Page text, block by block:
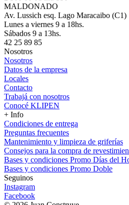
MALDONADO
Av. Lussich esq. Lago Maracaibo (C1)
Lunes a viernes 9 a 18hs.
Sábados 9 a 13hs.
42 25 89 85
Nosotros
Nosotros
Datos de la empresa
Locales
Contacto
Trabajá con nosotros
Conocé KLIPEN
+ Info
Condiciones de entrega
Preguntas frecuentes
Mantenimiento y limpieza de griferías
Consejos para la compra de
Bases y condiciones Promo Días del
Bases y condiciones Promo Doble
Seguinos
Instagram
Facebook